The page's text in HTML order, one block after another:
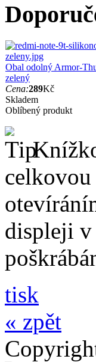
Obal odolný Armor-
zelený
Cena:289Kč
Skladem
Oblíbený produkt
displeji v
tisk
« zpět